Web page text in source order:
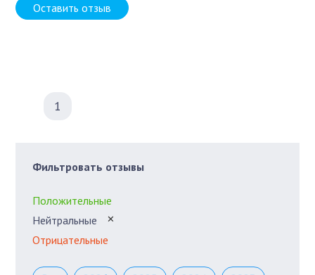
Оставить отзыв
1
Фильтровать отзывы
Положительные
Нейтральные
✕
Отрицательные